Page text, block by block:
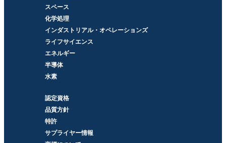
スペース
化学処理
インダストリアル・オペレーションズ
ライフサイエンス
エネルギー
半導体
水素
認定資格
品質方針
特許
サプライヤー情報